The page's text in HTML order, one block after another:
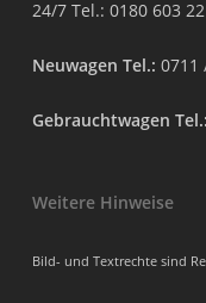
24/7 Tel.: 0180 603
Neuwagen Tel.: 0711
Gebrauchtwagen Tel.:
Weitere Hinweise
Bild- und Textrechte sind